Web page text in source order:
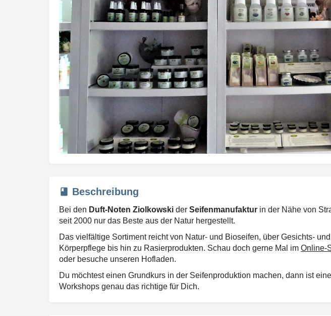
Beschreibung
Bei den Duft-Noten Ziolkowski der Seifenmanufaktur in der Nähe von
seit 2000 nur das Beste aus der Natur hergestellt.
Das vielfältige Sortiment reicht von Natur- und Bioseifen, über Gesichts- und
Körperpflege bis hin zu Rasierprodukten. Schau doch gerne Mal im Online-
oder besuche unseren Hofladen.
Du möchtest einen Grundkurs in der Seifenproduktion machen, dann ist
Workshops genau das richtige für Dich.